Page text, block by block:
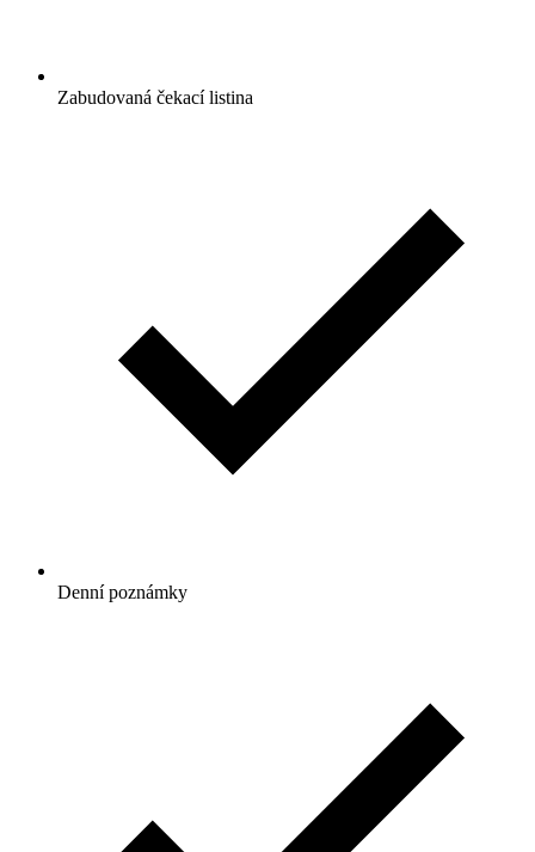
Zabudovaná čekací listina
Denní poznámky